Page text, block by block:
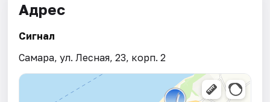
Адрес
Сигнал
Самара, ул. Лесная, 23, корп. 2